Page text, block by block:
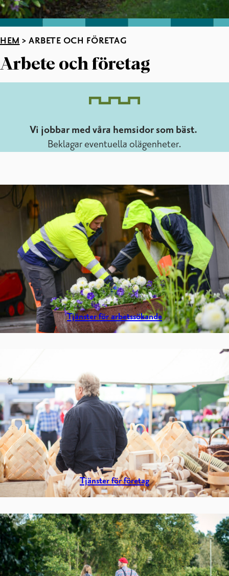
HEM > ARBETE OCH FÖRETAG
Arbete och företag
Vi jobbar med våra hemsidor som bäst.
Beklagar eventuella olägenheter.
Tjänster för arbetssökande
Tjänster för företag